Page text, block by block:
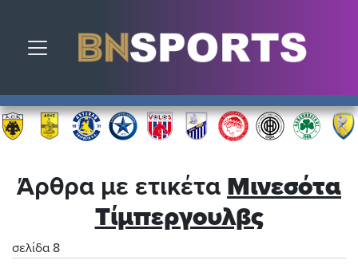
Toggle navigation
Άρθρα με ετικέτα Μινεσότα
Τίμπεργουλβς
σελίδα 8